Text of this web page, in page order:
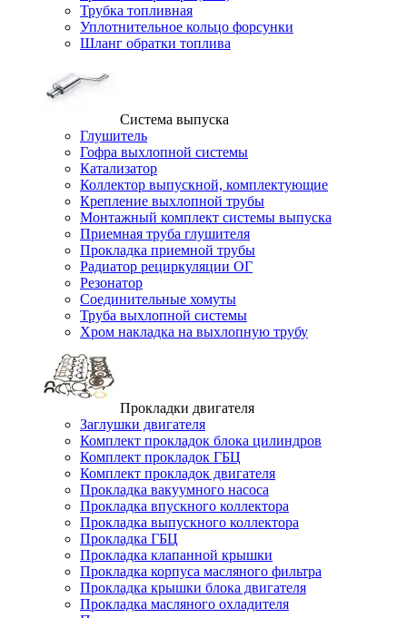
Трубка топливная
Уплотнительное кольцо форсунки
Шланг обратки топлива
Система выпуска
Глушитель
Гофра выхлопной системы
Катализатор
Коллектор выпускной, комплектующие
Крепление выхлопной трубы
Монтажный комплект системы выпуска
Приемная труба глушителя
Прокладка приемной трубы
Радиатор рециркуляции ОГ
Резонатор
Соединительные хомуты
Труба выхлопной системы
Хром накладка на выхлопную трубу
Прокладки двигателя
Заглушки двигателя
Комплект прокладок блока цилиндров
Комплект прокладок ГБЦ
Комплект прокладок двигателя
Прокладка вакуумного насоса
Прокладка впускного коллектора
Прокладка выпускного коллектора
Прокладка ГБЦ
Прокладка клапанной крышки
Прокладка корпуса масляного фильтра
Прокладка крышки блока двигателя
Прокладка масляного охладителя